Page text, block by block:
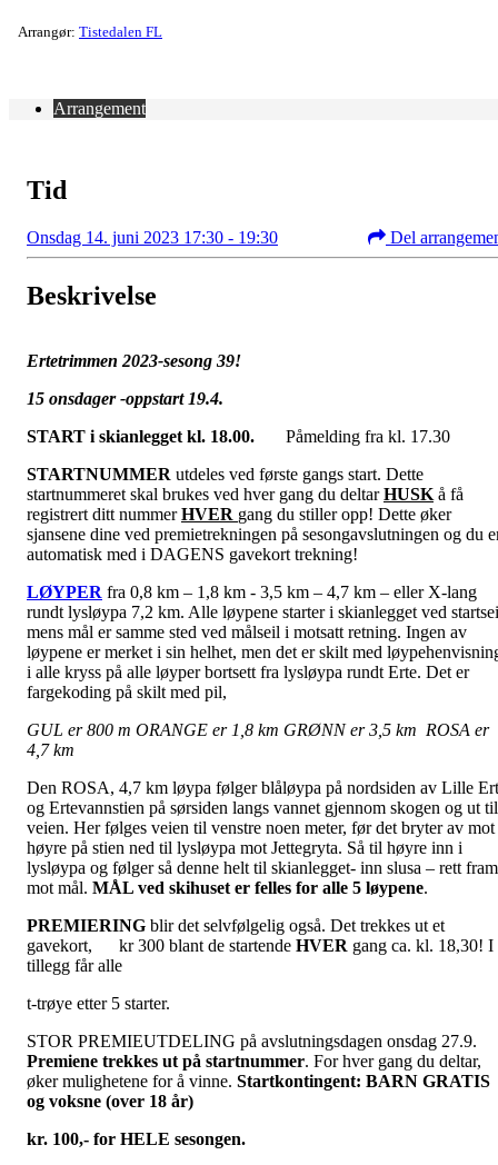
Arrangør: Tistedalen FL
Arrangement
Tid
Onsdag 14. juni 2023 17:30 - 19:30 Del
Beskrivelse
Ertetrimmen 2023-sesong 39!
15 onsdager-oppstart 19.4.
START i skianlegget kl. 18.00.
Påmelding fra kl. 17.30
STARTNUMMER utdeles ved første gangs start. Dette
startnummeret skal brukes ved hver gang du deltar HUSK å få
registrert ditt nummerHVER gang du stiller opp! Dette øker
sjansene dine ved premietrekningen på sesongavslutningen og du
automatisk med i DAGENS gavekort trekning!
LØYPER fra 0,8 km – 1,8 km - 3,5 km – 4,7 km – eller X-lang
rundt lysløypa 7,2 km. Alle løypene starter i skianlegget ved
mens mål er samme sted ved målseil i motsatt retning. Ingen av
løypene er merket i sin helhet, men det er skilt med
i alle kryss på alle løyper bortsett fra lysløypa rundt Erte. Det er
fargekoding på skilt med pil,
GUL er 800 m ORANGE er 1,8 km GRØNN er 3,5 km ROSA er
4,7 km
Den ROSA, 4,7 km løypa følger blåløypa på nordsiden av Lille
og Ertevannstien på sørsiden langs vannet gjennom skogen og ut til
veien. Her følges veien til venstre noen meter, før det bryter av mot
høyre på stien ned til lysløypa mot Jettegryta. Så til høyre inn i
lysløypa og følger så denne helt til skianlegget- inn slusa – rett fram
mot mål. MÅL ved skihuset er felles for alle 5 løypene.
PREMIERING blir det selvfølgelig også. Det trekkes ut et
gavekort, kr 300 blant de startende HVER gang ca. kl. 18,30! I
tillegg får alle
t-trøye etter 5 starter.
STOR PREMIEUTDELING på avslutningsdagen onsdag 27.9.
Premiene trekkes ut på startnummer. For hver gang du deltar,
øker mulighetene for å vinne. Startkontingent: BARN GRATIS
og voksne (over 18 år)
kr. 100,- for HELE sesongen.